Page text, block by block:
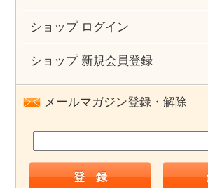
ショップ ログイン
ショップ 新規会員登録
メールマガジン登録・解除